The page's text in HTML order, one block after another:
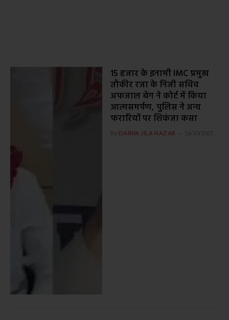
15 हजार के इनामी IMC प्रमुख
तौकीर रजा के निजी सचिव
अफजाल बेग ने कोर्ट में किया
आत्मसमर्पण, पुलिस ने अन्य
फरारियों पर शिकंजा कसा
By DAINIK JILA NAZAR 16/10/2025